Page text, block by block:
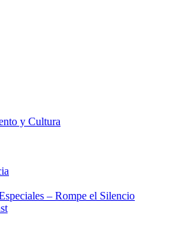
y Cultura
– Rompe el Silencio